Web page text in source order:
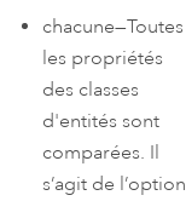
chacune—Toutes
les propriétés
des classes
d'entités sont
comparées. Il
s’agit de l’option